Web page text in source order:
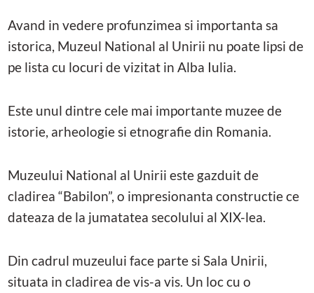
Avand in vedere profunzimea si importanta sa
istorica, Muzeul National al Unirii nu poate lipsi de
pe lista cu locuri de vizitat in Alba Iulia.
Este unul dintre cele mai importante muzee de
istorie, arheologie si etnografie din Romania.
Muzeului National al Unirii este gazduit de
cladirea “Babilon”, o impresionanta constructie ce
dateaza de la jumatatea secolului al XIX-lea.
Din cadrul muzeului face parte si Sala Unirii,
situata in cladirea de vis-a vis. Un loc cu o